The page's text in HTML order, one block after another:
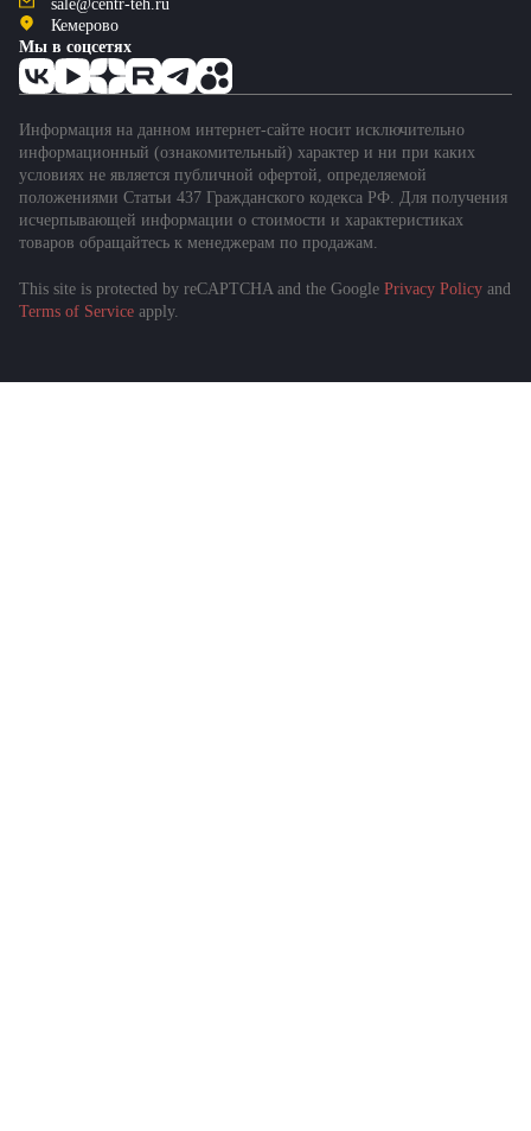
sale@centr-teh.ru
Кемерово
Мы в соцсетях
Информация на данном интернет-сайте носит исключительно
информационный (ознакомительный) характер и ни при каких
условиях не является публичной офертой, определяемой
положениями Статьи 437 Гражданского кодекса РФ. Для получения
исчерпывающей информации о стоимости и характеристиках
товаров обращайтесь к менеджерам по продажам.
This site is protected by reCAPTCHA and the Google Privacy Policy and
Terms of Service apply.